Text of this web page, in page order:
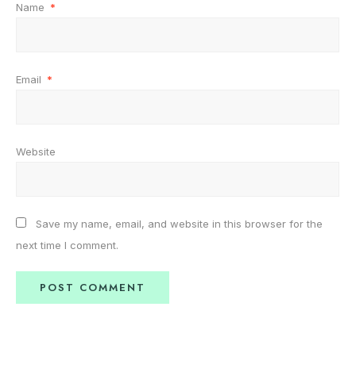
Name *
Email *
Website
Save my name, email, and website in this browser for the
next time I comment.